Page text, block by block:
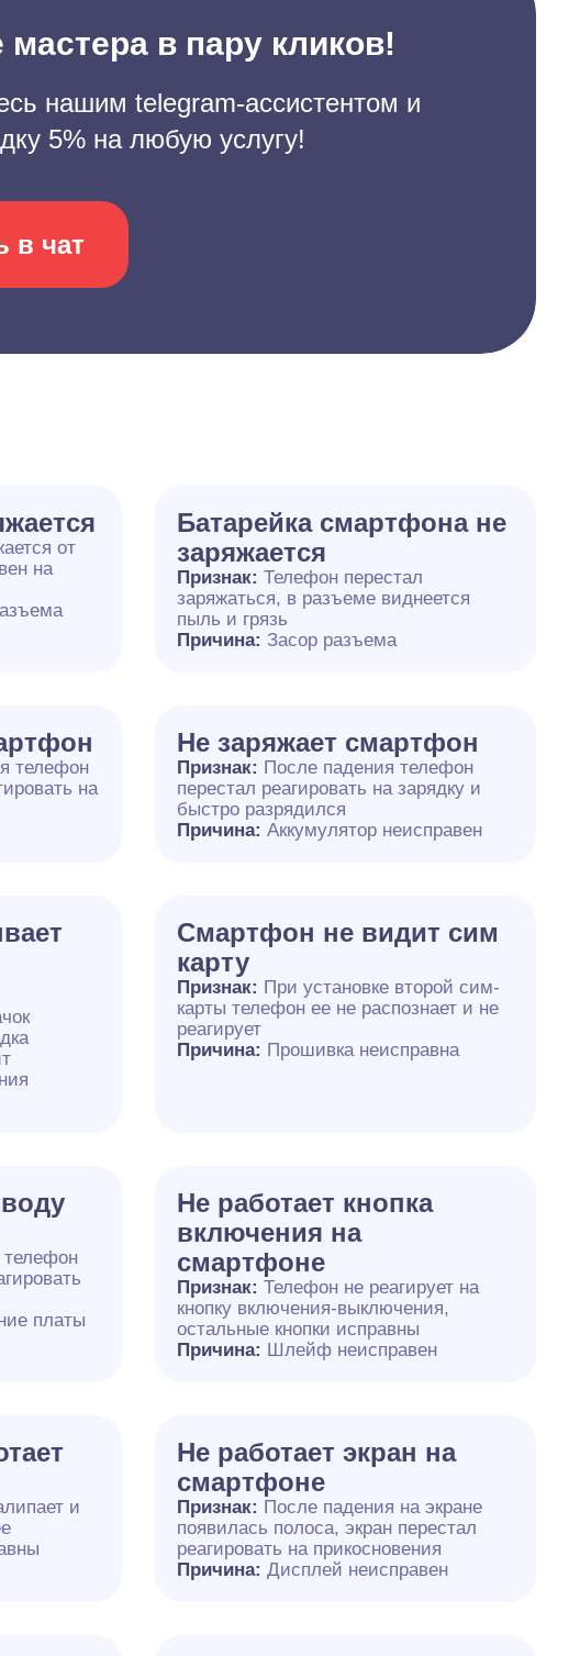
в пару кликов!
нашим telegram-ассистентом и
5% на любую услугу!
в чат
от
на
Батарейка смартфона не
заряжается
Признак: Телефон перестал
заряжаться, в разъеме виднеется
пыль и грязь
Причина: Засор разъема
телефон
на
Не заряжает смартфон
Признак: После падения телефон
перестал реагировать на зарядку и
быстро разрядился
Причина: Аккумулятор неисправен
Смартфон не видит сим
карту
Признак: При установке второй сим-
карты телефон ее не распознает и не
реагирует
Причина: Прошивка неисправна
телефон
платы
Не работает кнопка
включения на
смартфоне
Признак: Телефон не реагирует на
кнопку включения-выключения,
остальные кнопки исправны
Причина: Шлейф неисправен
и
Не работает экран на
смартфоне
Признак: После падения на экране
появилась полоса, экран перестал
реагировать на прикосновения
Причина: Дисплей неисправен